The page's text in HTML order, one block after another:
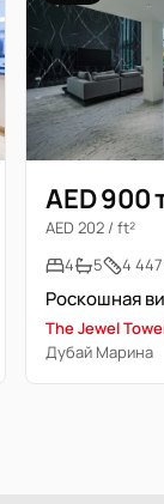
AED 900
AED 202 / ft²
4
5 4
The Jewel
Дубай Марина